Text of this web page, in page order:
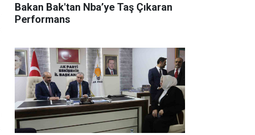
Bakan Bak'tan Nba’ye Taş Çıkaran
Performans